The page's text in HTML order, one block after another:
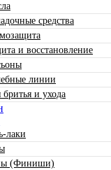
средства
и восстановление
линии
и ухода
лаки
(Финиши)